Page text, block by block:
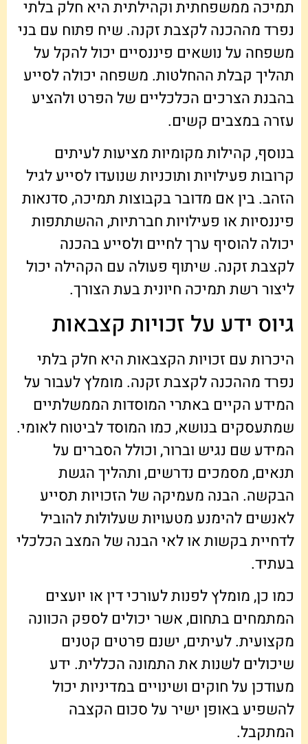
תמיכה ממשפחתית וקהילתית היא חלק בלתי
נפרד מההכנה לקצבת זקנה. שיח פתוח עם בני
משפחה על נושאים פיננסיים יכול להקל על
תהליך קבלת ההחלטות. משפחה יכולה לסייע
בהבנת הצרכים הכלכליים של הפרט ולהציע
עזרה במצבים קשים.
בנוסף, קהילות מקומיות מציעות לעיתים
קרובות פעילויות ותוכניות שנועדו לסייע לגיל
הזהב. בין אם מדובר בקבוצות תמיכה, סדנאות
פיננסיות או פעילויות חברתיות, ההשתתפות
יכולה להוסיף ערך לחיים ולסייע בהכנה
לקצבת זקנה. שיתוף פעולה עם הקהילה יכול
ליצור רשת תמיכה חיונית בעת הצורך.
גיוס ידע על זכויות קצבאות
היכרות עם זכויות הקצבאות היא חלק בלתי
נפרד מההכנה לקצבת זקנה. מומלץ לעבור על
המידע הקיים באתרי המוסדות הממשלתיים
שמתעסקים בנושא, כמו המוסד לביטוח לאומי.
המידע שם נגיש וברור, וכולל הסברים על
תנאים, מסמכים נדרשים, ותהליך הגשת
הבקשה. הבנה מעמיקה של הזכויות תסייע
לאנשים להימנע מטעויות שעלולות להוביל
לדחיית בקשות או לאי הבנה של המצב הכלכלי
בעתיד.
כמו כן, מומלץ לפנות לעורכי דין או יועצים
המתמחים בתחום, אשר יכולים לספק הכוונה
מקצועית. לעיתים, ישנם פרטים קטנים
שיכולים לשנות את התמונה הכללית. ידע
מעודכן על חוקים ושינויים במדיניות יכול
להשפיע באופן ישיר על סכום הקצבה
המתקבל.